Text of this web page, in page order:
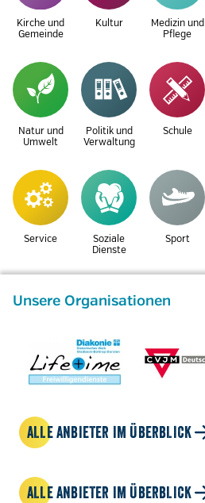
Kirche und
Gemeinde
Kultur
Medizin und
Pflege
Natur und
Umwelt
Politik und
Verwaltung
Schule
Service
Soziale
Dienste
Sport
Unsere Organisationen
ALLE ANBIETER IM ÜBERBLICK
ALLE ANBIETER IM ÜBERBLICK